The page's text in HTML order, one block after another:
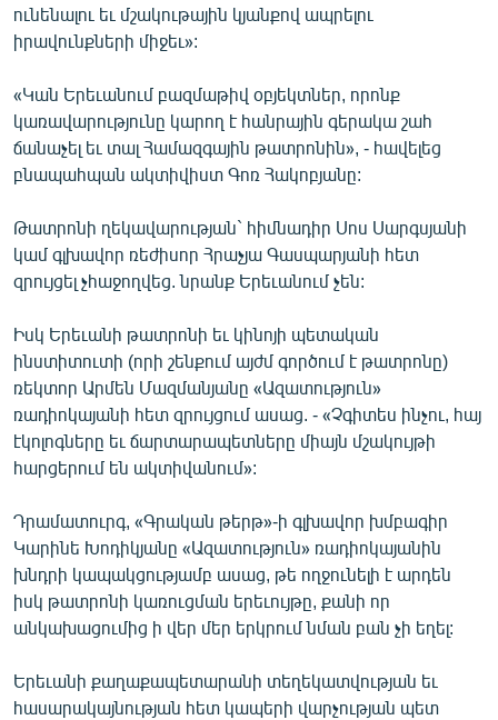
ունենալու եւ մշակութային կյանքով ապրելու
իրավունքների միջեւ»:
«Կան Երեւանում բազմաթիվ օբյեկտներ, որոնք
կառավարությունը կարող է հանրային գերակա շահ
ճանաչել եւ տալ Համազգային թատրոնին», - հավելեց
բնապահպան ակտիվիստ Գոռ Հակոբյանը:
Թատրոնի ղեկավարության` հիմնադիր Սոս Սարգսյանի
կամ գլխավոր ռեժիսոր Հրաչյա Գասպարյանի հետ
զրույցել չհաջողվեց. նրանք Երեւանում չեն:
Իսկ Երեւանի թատրոնի եւ կինոյի պետական
ինստիտուտի (որի շենքում այժմ գործում է թատրոնը)
ռեկտոր Արմեն Մազմանյանը «Ազատություն»
ռադիոկայանի հետ զրույցում ասաց. - «Չգիտես ինչու, հայ
էկոլոգները եւ ճարտարապետները միայն մշակույթի
հարցերում են ակտիվանում»:
Դրամատուրգ, «Գրական թերթ»-ի գլխավոր խմբագիր
Կարինե Խոդիկյանը «Ազատություն» ռադիոկայանին
խնդրի կապակցությամբ ասաց, թե ողջունելի է արդեն
իսկ թատրոնի կառուցման երեւույթը, քանի որ
անկախացումից ի վեր մեր երկրում նման բան չի եղել:
Երեւանի քաղաքապետարանի տեղեկատվության եւ
հասարակայնության հետ կապերի վարչության պետ
EMBED ՏԱՐԱԾԵԼ
Շարունակվում են «Համազգային»-ի շենքի շուրջ քննարկումները